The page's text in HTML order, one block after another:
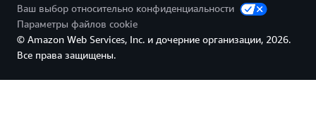
Ваш выбор относительно конфиденциальности
Параметры файлов cookie
© Amazon Web Services, Inc. и дочерние организации, 2026.
Все права защищены.